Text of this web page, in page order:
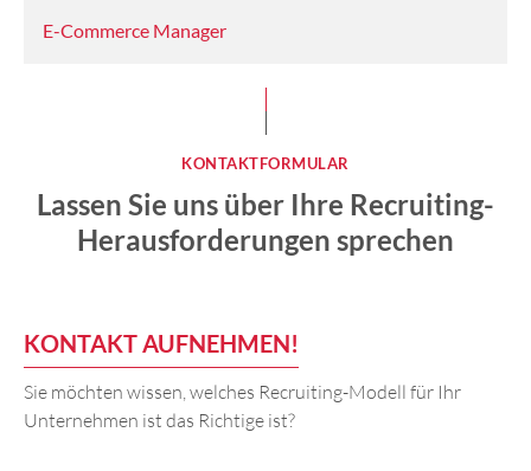
E-Commerce Manager
KONTAKTFORMULAR
Lassen Sie uns über Ihre Recruiting-
Herausforderungen sprechen
KONTAKT AUFNEHMEN!
Sie möchten wissen, welches Recruiting-Modell für Ihr
Unternehmen ist das Richtige ist?